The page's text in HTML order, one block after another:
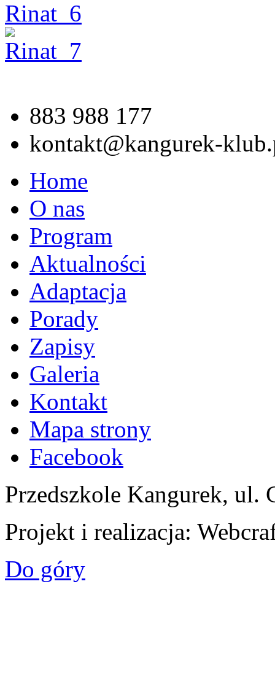
883 988 177
kontakt@kangurek-
Home
O nas
Program
Aktualności
Adaptacja
Porady
Zapisy
Galeria
Kontakt
Mapa strony
Facebook
Przedszkole Kangurek, ul.
Projekt i realizacja:
Do góry